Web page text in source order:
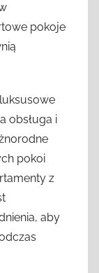
pokoje
obsługa i
pokoi
z
aby